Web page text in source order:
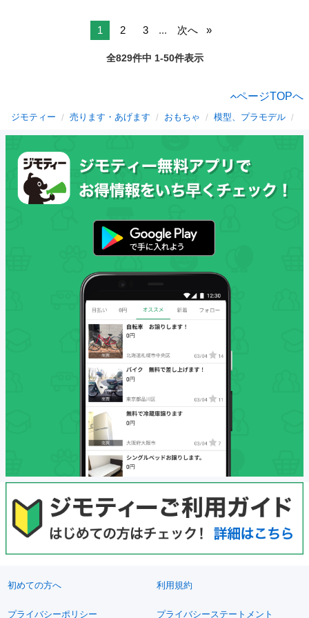
1 2 3 ... 次へ
全829件中 1-50件表示
ページTOPへ
ジモティー 売ります・あげます おもちゃ 模型、プラモデル
初めての方へ 利用規約
プライバシーポリシー プライバシーステートメント